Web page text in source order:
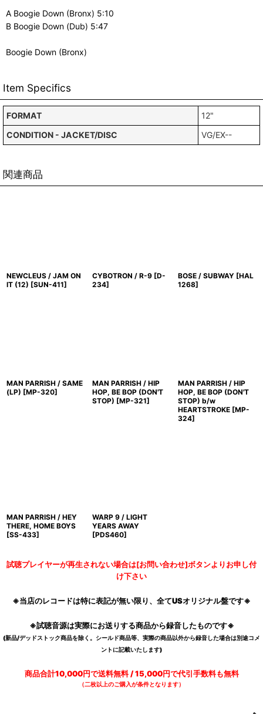
A Boogie Down (Bronx) 5:10
B Boogie Down (Dub) 5:47
Boogie Down (Bronx)
Item Specifics
FORMAT
12"
CONDITION - JACKET/DISC
VG/EX--
関連商品
NEWCLEUS / JAM ON
IT (12) [SUN-411]
CYBOTRON / R-9 [D-
234]
BOSE / SUBWAY [HAL
1268]
MAN PARRISH / SAME
(LP) [MP-320]
MAN PARRISH / HIP
HOP, BE BOP (DON'T
STOP) [MP-321]
MAN PARRISH / HIP
HOP, BE BOP (DON'T
STOP) b/w
HEARTSTROKE [MP-
324]
MAN PARRISH / HEY
THERE, HOME BOYS
[SS-433]
WARP 9 / LIGHT
YEARS AWAY
[PDS460]
試聴プレイヤーが再生されない場合は[お問い合わせ]ボタンよりお申し付
け下さい
※当店のレコードは特に表記が無い限り、全てUSオリジナル盤です※
※試聴音源は実際にお送りする商品から録音したものです※
(新品/デッドストック商品を除く。シールド商品等、実際の商品以外から録音した場合は別途コメ
ントに記載いたします)
商品合計10,000円で送料無料 / 15,000円で代引手数料も無料
（二枚以上のご購入が条件となります）